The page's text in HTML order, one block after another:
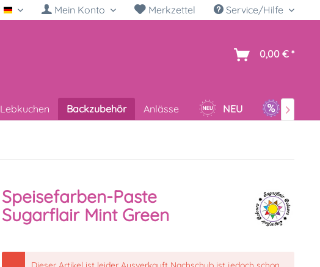
Deutsch Mein Konto Merkzettel Service/Hilfe
0,00 € *
Lebkuchen Backzubehör Anlässe NEU SALE

Speisefarben-Paste
Sugarflair Mint Green